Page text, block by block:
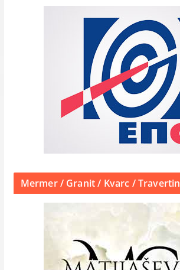
Mermer / Granit / Kvarc / Travertin